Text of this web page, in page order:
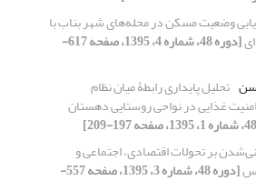
وضعیت مسکن در محله‌های شهر بناب با
[دوره 48، شماره 4، 1395، صفحه 617-
تحلیل پایداری رابطۀ میان نظام
غذایی در نواحی روستایی دهستان
بر تحولات اقتصادی، اجتماعی و
[دوره 48، شماره 3، 1395، صفحه 557-